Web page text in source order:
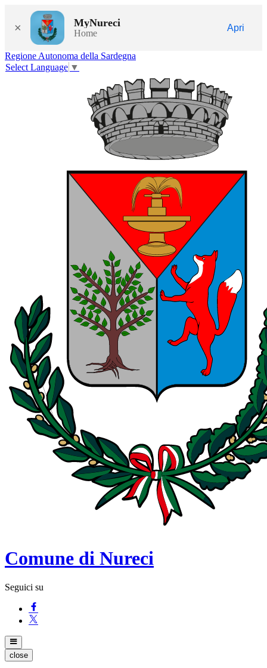
× MyNureci
Home
Apri
Regione Autonoma della Sardegna
Select Language ▼
Comune di Nureci
Seguici su
close